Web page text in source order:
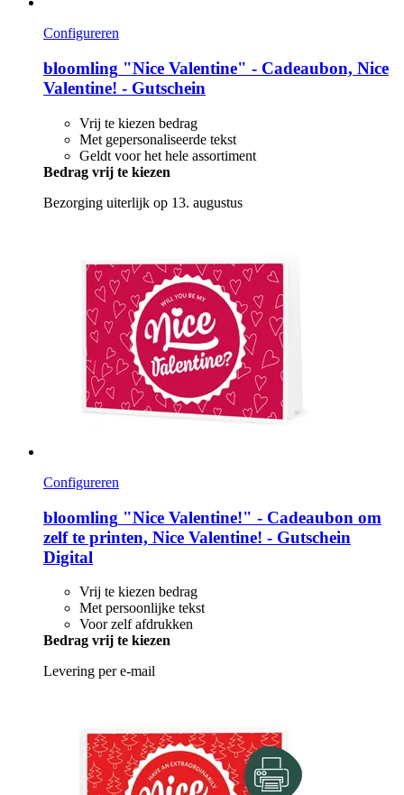
Configureren
bloomling "Nice Valentine" -​ Cadeaubon, Nice
Valentine! -​ Gutschein
Vrij te kiezen bedrag
Met gepersonaliseerde tekst
Geldt voor het hele assortiment
Bedrag vrij te kiezen
Bezorging uiterlijk op 13. augustus
Configureren
bloomling "Nice Valentine!" -​ Cadeaubon om
zelf te printen, Nice Valentine! -​ Gutschein
Digital
Vrij te kiezen bedrag
Met persoonlijke tekst
Voor zelf afdrukken
Bedrag vrij te kiezen
Levering per e-mail